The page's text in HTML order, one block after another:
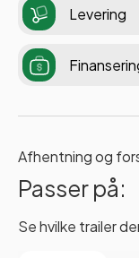
Levering
Afhentning og
Passer på:
Se hvilke trailer